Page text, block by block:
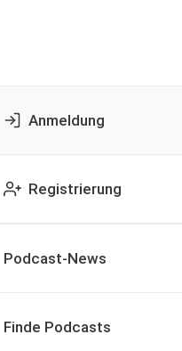
Anmeldung
Registrierung
Podcast-News
Finde Podcasts